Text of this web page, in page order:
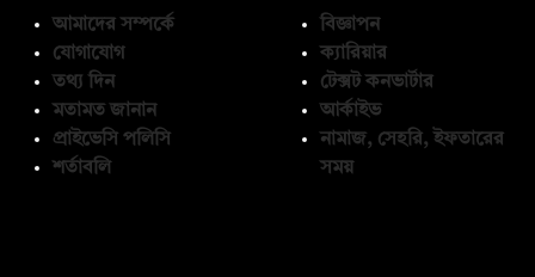
আমাদের সম্পর্কে
যোগাযোগ
তথ্য দিন
মতামত জানান
প্রাইভেসি পলিসি
শর্তাবলি
বিজ্ঞাপন
ক্যারিয়ার
টেক্সট কনভার্টার
আর্কাইভ
নামাজ, সেহরি, ইফতারের
সময়